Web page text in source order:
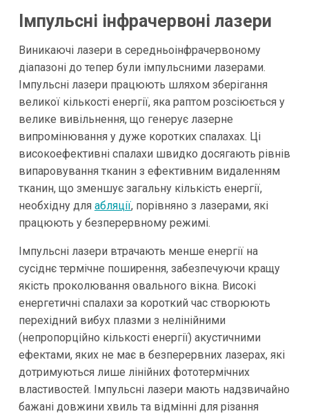
Імпульсні інфрачервоні лазери
Виникаючі лазери в середньоінфрачервоному
діапазоні до тепер були імпульсними лазерами.
Імпульсні лазери працюють шляхом зберігання
великої кількості енергії, яка раптом розсіюється у
велике вивільнення, що генерує лазерне
випромінювання у дуже коротких спалахах. Ці
високоефективні спалахи швидко досягають рівнів
випаровування тканин з ефективним видаленням
тканин, що зменшує загальну кількість енергії,
необхідну для абляції, порівняно з лазерами, які
працюють у безперервному режимі.
Імпульсні лазери втрачають менше енергії на
сусіднє термічне поширення, забезпечуючи кращу
якість проколювання овального вікна. Високі
енергетичні спалахи за короткий час створюють
перехідний вибух плазми з нелінійними
(непропорційно кількості енергії) акустичними
ефектами, яких не має в безперервних лазерах, які
дотримуються лише лінійних фототермічних
властивостей. Імпульсні лазери мають надзвичайно
бажані довжини хвиль та відмінні для різання